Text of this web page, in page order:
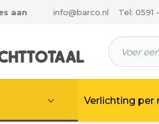
aan info@barco.nl Tel: 0591
Verlichting per